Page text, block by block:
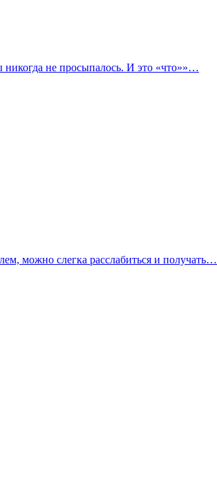
никогда не просыпалось. И это «что»»…
можно слегка расслабиться и получать…